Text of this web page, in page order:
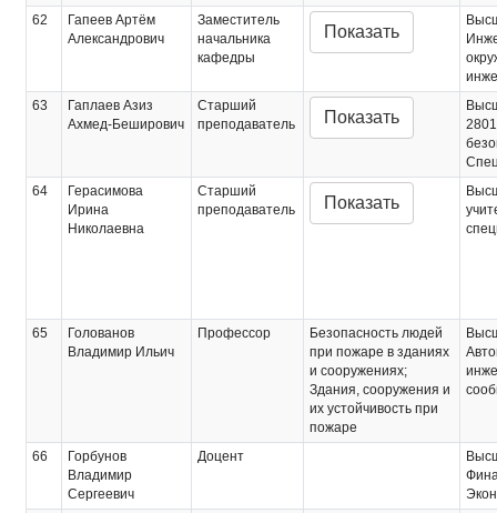
62
Гапеев Артём
Александрович
Заместитель
начальника
кафедры
Показать
63
Гаплаев Азиз
Ахмед-Беширович
Старший
преподаватель
Показать
64
Герасимова
Ирина
Николаевна
Старший
преподаватель
Показать
65
Голованов
Владимир Ильич
Профессор
Безопасность людей
при пожаре в зданиях
и сооружениях;
Здания, сооружения и
их устойчивость при
пожаре
66
Горбунов
Владимир
Сергеевич
Доцент